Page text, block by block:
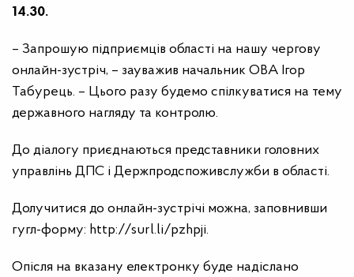
14.30.
– Запрошую підприємців області на нашу чергову
онлайн-зустріч, – зауважив начальник ОВА Ігор
Табурець. – Цього разу будемо спілкуватися на тему
державного нагляду та контролю.
До діалогу приєднаються представники головних
управлінь ДПС і Держпродспоживслужби в області.
Долучитися до онлайн-зустрічі можна, заповнивши
гугл-форму: http://surl.li/pzhpji.
Опісля на вказану електронку буде надіслано